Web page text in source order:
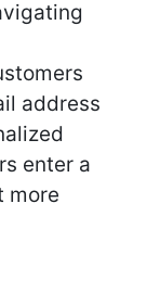
address
enter a
more